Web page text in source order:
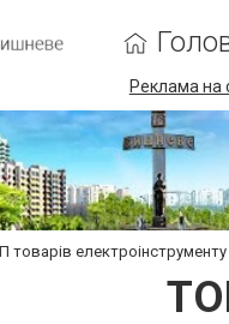
Реклама на
товарів електроінструменту